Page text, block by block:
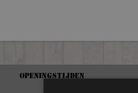
Openingstijden